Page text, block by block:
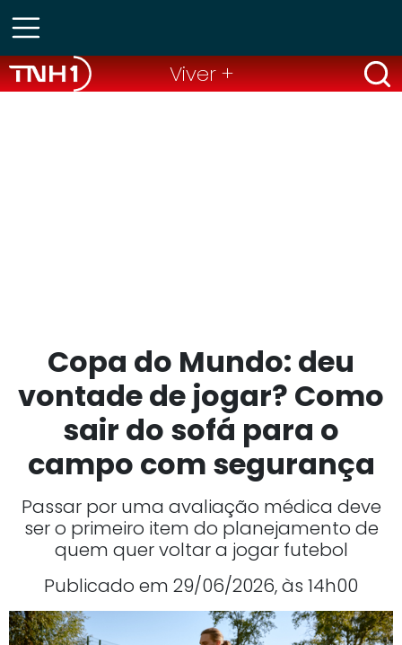
Viver +
Copa do Mundo: deu
vontade de jogar? Como
sair do sofá para o
campo com segurança
Passar por uma avaliação médica deve
ser o primeiro item do planejamento de
quem quer voltar a jogar futebol
Publicado em 29/06/2026, às 14h00